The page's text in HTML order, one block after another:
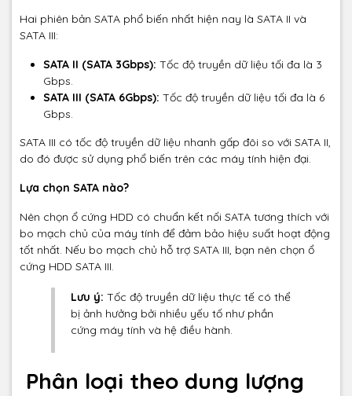
Hai phiên bản SATA phổ biến nhất hiện nay là SATA II và
SATA III:
SATA II (SATA 3Gbps): Tốc độ truyền dữ liệu tối đa là 3
Gbps.
SATA III (SATA 6Gbps): Tốc độ truyền dữ liệu tối đa là 6
Gbps.
SATA III có tốc độ truyền dữ liệu nhanh gấp đôi so với SATA II,
do đó được sử dụng phổ biến trên các máy tính hiện đại.
Lựa chọn SATA nào?
Nên chọn ổ cứng HDD có chuẩn kết nối SATA tương thích với
bo mạch chủ của máy tính để đảm bảo hiệu suất hoạt động
tốt nhất. Nếu bo mạch chủ hỗ trợ SATA III, bạn nên chọn ổ
cứng HDD SATA III.
Lưu ý: Tốc độ truyền dữ liệu thực tế có thể
bị ảnh hưởng bởi nhiều yếu tố như phần
cứng máy tính và hệ điều hành.
Phân loại theo dung lượng